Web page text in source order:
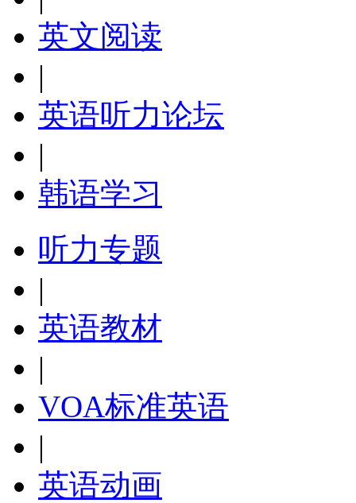
英文阅读
|
英语听力论坛
|
韩语学习
听力专题
|
英语教材
|
VOA标准英语
|
英语动画